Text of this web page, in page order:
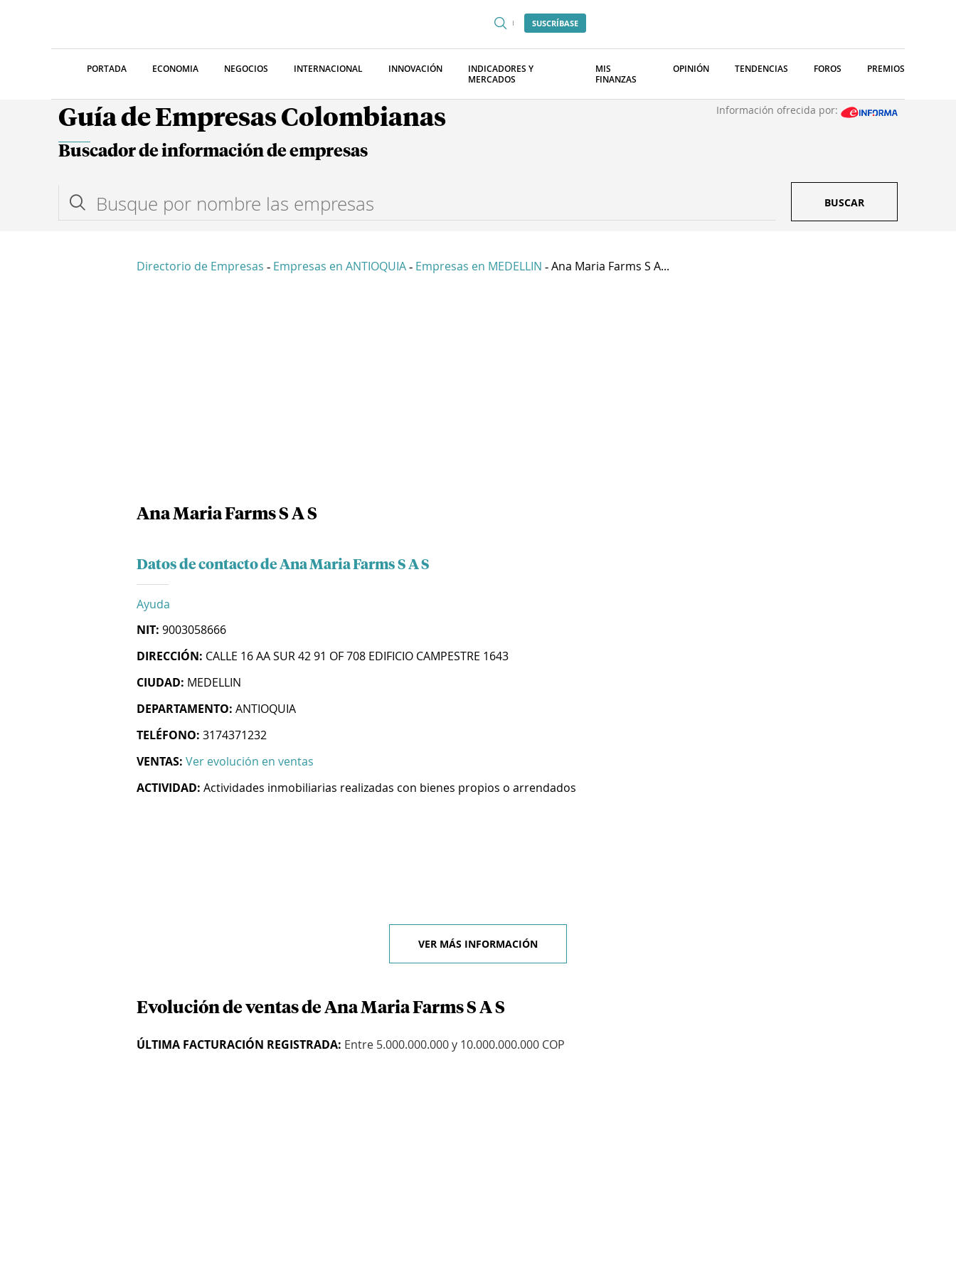
SUSCRÍBASE
PORTADA ECONOMIA NEGOCIOS INTERNACIONAL INNOVACIÓN
INDICADORES Y
MERCADOS
MIS
FINANZAS
OPINIÓN TENDENCIAS FOROS PREMIOS
Guía de Empresas Colombianas Información ofrecida por:
Buscador de información de empresas
BUSCAR
Directorio de Empresas - Empresas en ANTIOQUIA - Empresas en MEDELLIN - Ana Maria Farms S A...
Ana Maria Farms S A S
Datos de contacto de Ana Maria Farms S A S
Ayuda
NIT: 9003058666
DIRECCIÓN: CALLE 16 AA SUR 42 91 OF 708 EDIFICIO CAMPESTRE 1643
CIUDAD: MEDELLIN
DEPARTAMENTO: ANTIOQUIA
TELÉFONO: 3174371232
VENTAS: Ver evolución en ventas
ACTIVIDAD: Actividades inmobiliarias realizadas con bienes propios o arrendados
VER MÁS INFORMACIÓN
Evolución de ventas de Ana Maria Farms S A S
ÚLTIMA FACTURACIÓN REGISTRADA: Entre 5.000.000.000 y 10.000.000.000 COP